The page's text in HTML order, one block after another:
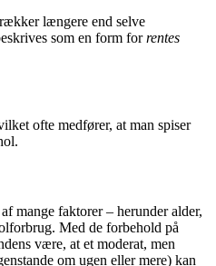
længere end selve
som en form forrentes
ofte medfører, at man spiser
mange faktorer – herunder alder,
Med de forbehold på
være, at et moderat, men
om ugen eller mere) kan